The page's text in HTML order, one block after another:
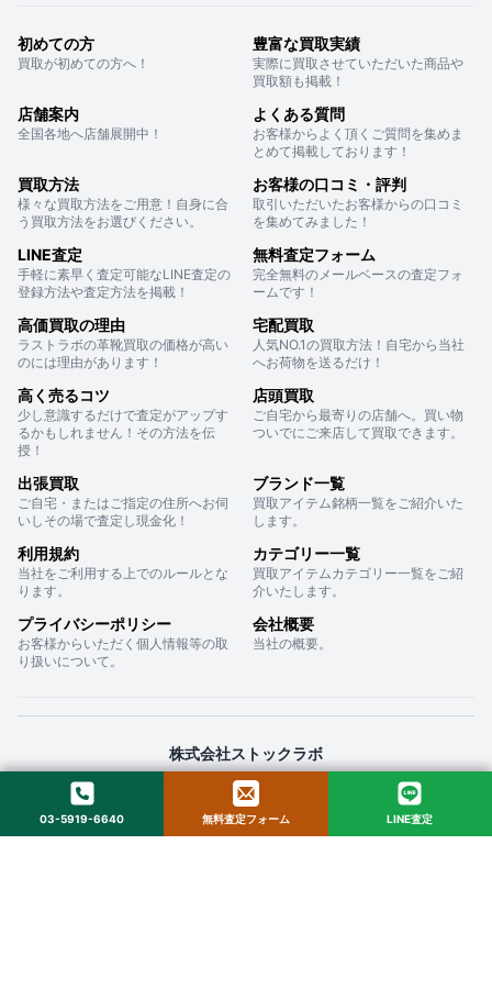
初めての方
買取が初めての方へ！
豊富な買取実績
実際に買取させていただいた商品や
買取額も掲載！
店舗案内
全国各地へ店舗展開中！
よくある質問
お客様からよく頂くご質問を集めま
とめて掲載しております！
買取方法
様々な買取方法をご用意！自身に合
う買取方法をお選びください。
お客様の口コミ・評判
取引いただいたお客様からの口コミ
を集めてみました！
LINE査定
手軽に素早く査定可能なLINE査定の
登録方法や査定方法を掲載！
無料査定フォーム
完全無料のメールベースの査定フォ
ームです！
高価買取の理由
ラストラボの革靴買取の価格が高い
のには理由があります！
宅配買取
人気NO.1の買取方法！自宅から当社
へお荷物を送るだけ！
高く売るコツ
少し意識するだけで査定がアップす
るかもしれません！その方法を伝
授！
店頭買取
ご自宅から最寄りの店舗へ。買い物
ついでにご来店して買取できます。
出張買取
ご自宅・またはご指定の住所へお伺
いしその場で査定し現金化！
ブランド一覧
買取アイテム銘柄一覧をご紹介いた
します。
利用規約
当社をご利用する上でのルールとな
ります。
カテゴリー一覧
買取アイテムカテゴリー一覧をご紹
介いたします。
プライバシーポリシー
お客様からいただく個人情報等の取
り扱いについて。
会社概要
当社の概要。
株式会社ストックラボ
〒160-0022 東京都新宿区新宿２丁目１２−１６ セントフォービル ２０３
© 2025 StockLab. All Rights Reserved.
03-5919-6640 無料査定フォーム LINE査定